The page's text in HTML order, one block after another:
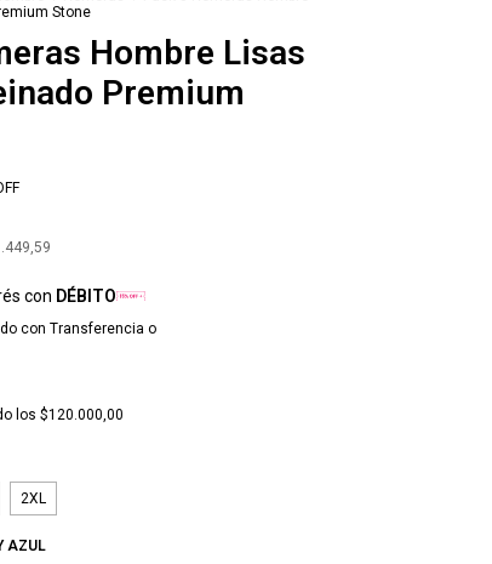
Stone
Hombre Lisas
Premium
con DÉBITO
con Transferencia o
los $120.000,00
2XL
AZUL